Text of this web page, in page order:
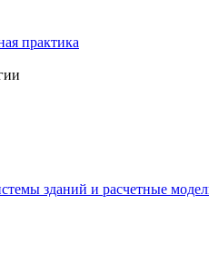
практика
зданий и расчетные